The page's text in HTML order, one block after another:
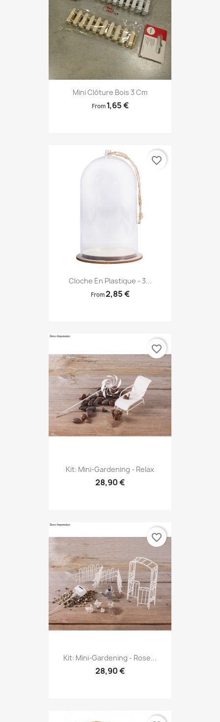
Mini Clôture Bois 3 Cm
From 1,65 €
Cloche En Plastique - 3...
From2,85 €
favorite_border
Kit: Mini-Gardening - Relax
28,90 €
favorite_border
Kit: Mini-Gardening - Rose...
28,90 €
favorite_border